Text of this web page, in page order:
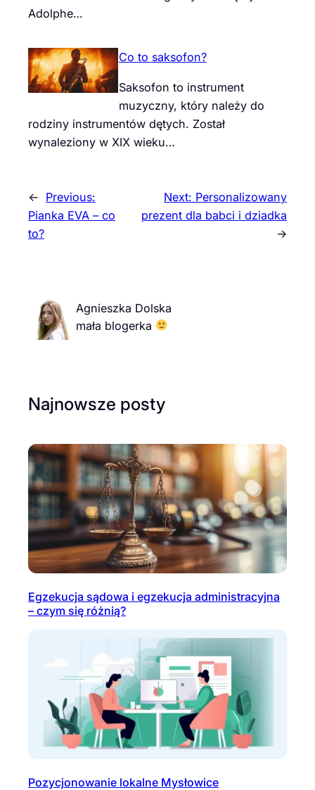
Adolphe…
Co to saksofon?
Saksofon to instrument
muzyczny, który należy do
rodziny instrumentów dętych. Został
wynaleziony w XIX wieku…
← Previous:
Pianka EVA – co
to?
Next: Personalizowany
prezent dla babci i dziadka
→
Agnieszka Dolska
mała blogerka
Najnowsze posty
Egzekucja sądowa i egzekucja administracyjna
– czym się różnią?
Pozycjonowanie lokalne Mysłowice